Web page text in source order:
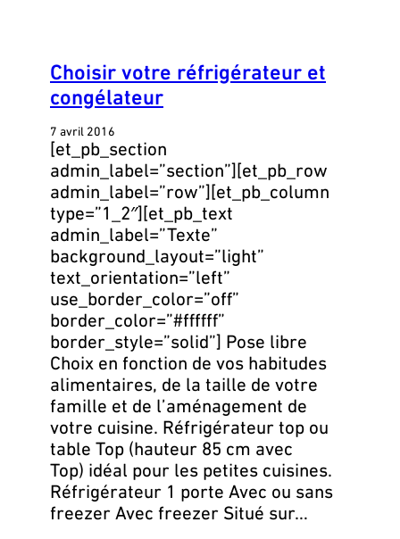
Choisir votre réfrigérateur et
congélateur
7 avril 2016
[et_pb_section
admin_label=”section”][et_pb_row
admin_label=”row”][et_pb_column
type=”1_2″][et_pb_text
admin_label=”Texte”
background_layout=”light”
text_orientation=”left”
use_border_color=”off”
border_color=”#ffffff”
border_style=”solid”] Pose libre
Choix en fonction de vos habitudes
alimentaires, de la taille de votre
famille et de l’aménagement de
votre cuisine. Réfrigérateur top ou
table Top (hauteur 85 cm avec
Top) idéal pour les petites cuisines.
Réfrigérateur 1 porte Avec ou sans
freezer Avec freezer Situé sur…